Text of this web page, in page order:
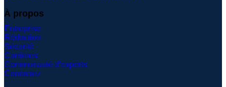
À propos
Entreprise
Rédaction
Sécurité
Carrières
Communauté d'experts
Contactez